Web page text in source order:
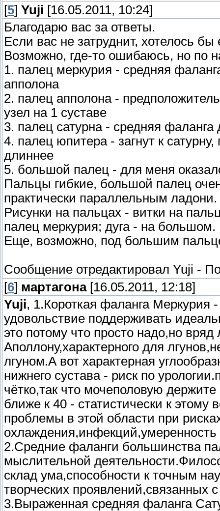
[5] Yuji [16.05.2011, 10:24]
Благодарю вас за ответы.
Если вас не затруднит, хотелось
Возможно, где-то ошибаюсь, но по
1. палец меркурия - средняя
апполона
2. палец апполона -
узел на 1 суставе
3. палец сатурна - средняя
4. палец юпитера - загнут к
длиннее
5. большой палец - для меня
Пальцы гибкие, большой палец
практически параллельным ладони.
Рисунки на пальцах - витки на
палец меркурия; дуга - на большом.
Еще, возможно, под большим
Сообщение отредактировал Yuji -
[6] мартагона[16.05.2011, 12:18]
Yuji, 1.Короткая фаланга Меркурия
удовольствие поддерживать
это потому что просто надо,но
Аполлону,характерного для
лгуном.А вот характерная
нижнего сустава - риск по
чётко,так что мочеполовую
ближе к 40 - статистически к этому
проблемы в этой области при
2.Средние фаланги большинства
мыслительной
склад ума,способности к точным
творческих проявлений,связанных
3.Выраженная средняя фаланга